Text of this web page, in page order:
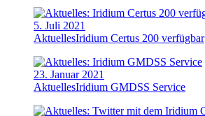
5. Juli 2021
AktuellesIridium Certus 200 verfügbar
23. Januar 2021
AktuellesIridium GMDSS Service